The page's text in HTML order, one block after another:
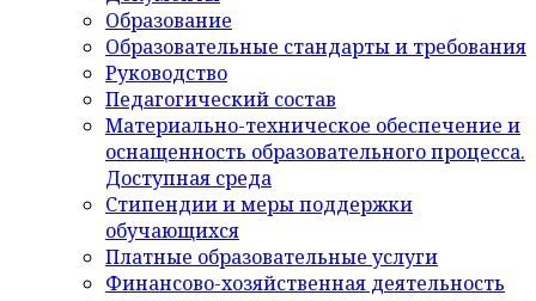
Образование
Образовательные стандарты и требования
Руководство
Педагогический состав
Материально-техническое обеспечение и
оснащенность образовательного процесса.
Доступная среда
Стипендии и меры поддержки
обучающихся
Платные образовательные услуги
Финансово-хозяйственная деятельность